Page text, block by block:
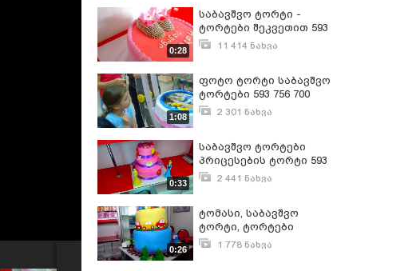
0:28
საბავშვო ტორტი -
ტორტები შეკვეთით 593
756 70011 414 ნახვა
1:08
ფოტო ტორტი საბავშვო
ტორტები 593 756 700
2 301 ნახვა
0:33
საბავშვო ტორტები
პრიცესების ტორტი 593
756 7002 441 ნახვა
0:26
ტომასი, საბავშვო
ტორტი, ტორტები
შეკვეთით 593 756 700
1 778 ნახვა